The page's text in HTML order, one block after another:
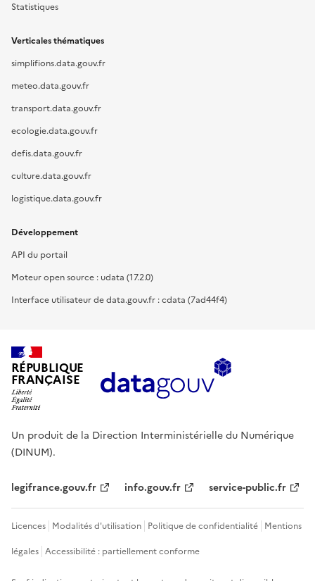
Statistiques
Verticales thématiques
simplifions.data.gouv.fr
meteo.data.gouv.fr
transport.data.gouv.fr
ecologie.data.gouv.fr
defis.data.gouv.fr
culture.data.gouv.fr
logistique.data.gouv.fr
Développement
API du portail
Moteur open source : udata (17.2.0)
Interface utilisateur de data.gouv.fr : cdata (7ad44f4)
RÉPUBLIQUE
FRANÇAISE
Un produit de la Direction Interministérielle du Numérique
(DINUM).
legifrance.gouv.fr info.gouv.fr service-public.fr
Licences Modalités d'utilisation Politique de confidentialité Mentions
légales Accessibilité : partiellement conforme